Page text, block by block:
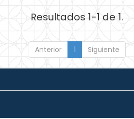
Resultados 1-1 de 1.
Anterior 1 Siguiente